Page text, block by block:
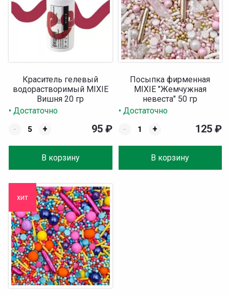
Краситель гелевый
водорастворимый MIXIE
Вишня 20 гр
• Достаточно
-
+
В корзину
95 ₽
Посыпка фирменная
MIXIE "Жемчужная
невеста" 50 гр
• Достаточно
-
+
В корзину
125 ₽
хит